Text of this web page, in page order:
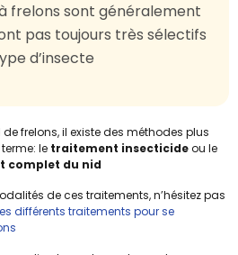
frelons sont généralement
pas toujours très sélectifs
d’insecte
frelons, il existe des méthodes plus
le traitement insecticideou le
complet du nid
de ces traitements, n’hésitez pas
différents traitements pour se